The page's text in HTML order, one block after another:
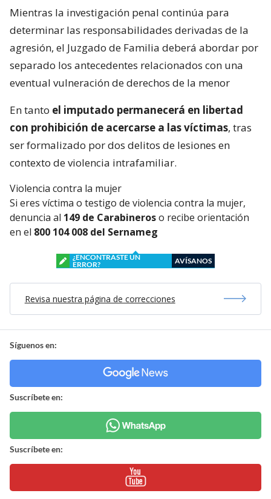
Mientras la investigación penal continúa para
determinar las responsabilidades derivadas de la
agresión, el Juzgado de Familia deberá abordar por
separado los antecedentes relacionados con una
eventual vulneración de derechos de la menor
En tanto el imputado permanecerá en libertad
con prohibición de acercarse a las víctimas, tras
ser formalizado por dos delitos de lesiones en
contexto de violencia intrafamiliar.
Violencia contra la mujer
Si eres víctima o testigo de violencia contra la mujer,
denuncia al 149 de Carabineroso recibe orientación
en el 800 104 008 del Sernameg
¿ENCONTRASTE UN
ERROR?
AVÍSANOS
Revisa nuestra página de correcciones
Síguenos en:
Suscríbete en:
Suscríbete en: